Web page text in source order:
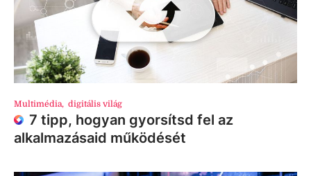
Multimédia, digitális világ
7 tipp, hogyan gyorsítsd fel az
alkalmazásaid működését